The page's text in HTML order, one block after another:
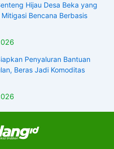
Hijau Desa Beka yang
Bencana Berbasis
Penyaluran Bantuan
Beras Jadi Komoditas